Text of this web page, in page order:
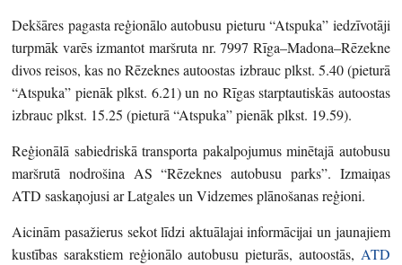
Dekšāres pagasta reģionālo autobusu pieturu “Atspuka” iedzīvotāji
turpmāk varēs izmantot maršruta nr. 7997 Rīga–Madona–Rēzekne
divos reisos, kas no Rēzeknes autoostas izbrauc plkst. 5.40 (pieturā
“Atspuka” pienāk plkst. 6.21) un no Rīgas starptautiskās autoostas
izbrauc plkst. 15.25 (pieturā “Atspuka” pienāk plkst. 19.59).
Reģionālā sabiedriskā transporta pakalpojumus minētajā autobusu
maršrutā nodrošina AS “Rēzeknes autobusu parks”. Izmaiņas
ATD saskaņojusi ar Latgales un Vidzemes plānošanas reģioni.
Aicinām pasažierus sekot līdzi aktuālajai informācijai un jaunajiem
kustības sarakstiem reģionālo autobusu pieturās, autoostās, ATD